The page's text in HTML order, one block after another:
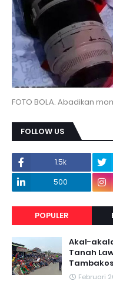
FOTO BOLA. Abadikan
FOLLOW US
1.5k
500
POPULER
Akal-
Tanah
Februari